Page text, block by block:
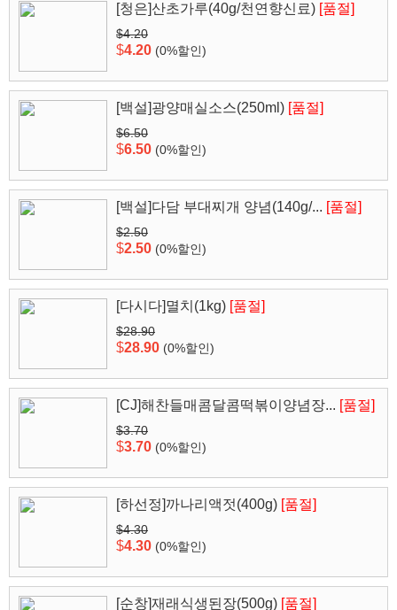
[청은]산초가루(40g/천연향신료) [품절]
$4.20
$4.20 (0%할인)
[백설]광양매실소스(250ml) [품절]
$6.50
$6.50 (0%할인)
[백설]다담 부대찌개 양념(140g/... [품절]
$2.50
$2.50 (0%할인)
[다시다]멸치(1kg) [품절]
$28.90
$28.90 (0%할인)
[CJ]해찬들매콤달콤떡볶이양념장... [품절]
$3.70
$3.70 (0%할인)
[하선정]까나리액젓(400g) [품절]
$4.30
$4.30 (0%할인)
[순창]재래식생된장(500g) [품절]